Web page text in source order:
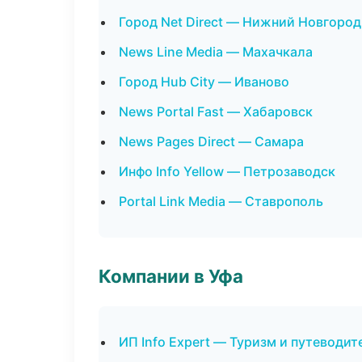
Город Net Direct — Нижний Новгород
News Line Media — Махачкала
Город Hub City — Иваново
News Portal Fast — Хабаровск
News Pages Direct — Самара
Инфо Info Yellow — Петрозаводск
Portal Link Media — Ставрополь
Компании в Уфа
ИП Info Expert — Туризм и